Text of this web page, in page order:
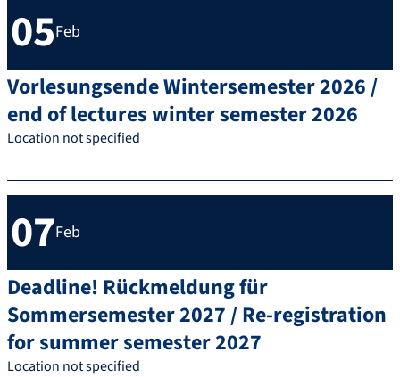
05Feb
Vorlesungsende Wintersemester 2026 /
end of lectures winter semester 2026
Location not specified
07Feb
Deadline! Rückmeldung für
Sommersemester 2027 / Re-registration
for summer semester 2027
Location not specified